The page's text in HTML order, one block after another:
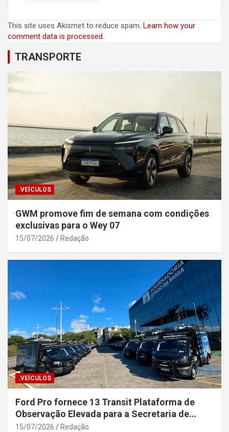
This site uses Akismet to reduce spam. Learn how your
comment data is processed.
TRANSPORTE
.VEÍCULOS
GWM promove fim de semana com condições
exclusivas para o Wey 07
15/07/2026 Redação
.VEÍCULOS
Ford Pro fornece 13 Transit Plataforma de
Observação Elevada para a Secretaria de
Segurança Pública da Bahia
15/07/2026 Redação